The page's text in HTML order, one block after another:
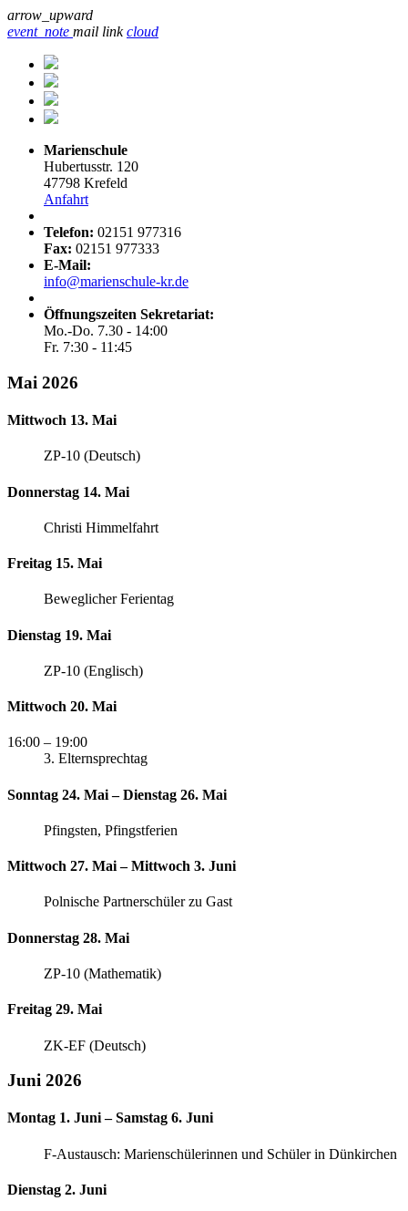
arrow_upward
event_note mail link cloud
Marienschule
Hubertusstr. 120
47798 Krefeld
Anfahrt
Telefon: 02151 977316
Fax: 02151 977333
E-Mail:
info@marienschule-kr.de
Öffnungszeiten Sekretariat:
Mo.-Do. 7.30 - 14:00
Fr. 7:30 - 11:45
Mai 2026
Mittwoch 13. Mai
ZP-10 (Deutsch)
Donnerstag 14. Mai
Christi Himmelfahrt
Freitag 15. Mai
Beweglicher Ferientag
Dienstag 19. Mai
ZP-10 (Englisch)
Mittwoch 20. Mai
16:00 – 19:00
3. Elternsprechtag
Sonntag 24. Mai – Dienstag 26. Mai
Pfingsten, Pfingstferien
Mittwoch 27. Mai – Mittwoch 3. Juni
Polnische Partnerschüler zu Gast
Donnerstag 28. Mai
ZP-10 (Mathematik)
Freitag 29. Mai
ZK-EF (Deutsch)
Juni 2026
Montag 1. Juni – Samstag 6. Juni
F-Austausch: Marienschülerinnen und Schüler in Dünkirchen
Dienstag 2. Juni